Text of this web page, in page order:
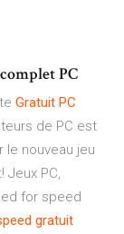
PC
Gratuit PC
de PC est
nouveau jeu
Jeux PC,
for speed
gratuit